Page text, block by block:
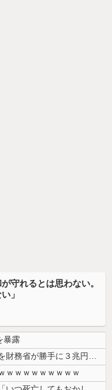
守れるとは思わない。
」
暴露
世耕議員、国会で審議・議決した予算を財務省が勝手に３兆円動かしていると...
ｗｗｗｗｗｗｗｗｗ